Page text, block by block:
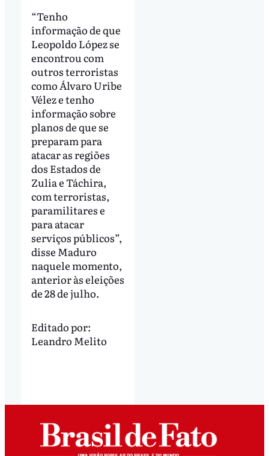
“Tenho
informação de que
Leopoldo López se
encontrou com
outros terroristas
como Álvaro Uribe
Vélez e tenho
informação sobre
planos de que se
preparam para
atacar as regiões
dos Estados de
Zulia e Táchira,
com terroristas,
paramilitares e
para atacar
serviços públicos”,
disse Maduro
naquele momento,
anterior às eleições
de 28 de julho.
Editado por:
Leandro Melito